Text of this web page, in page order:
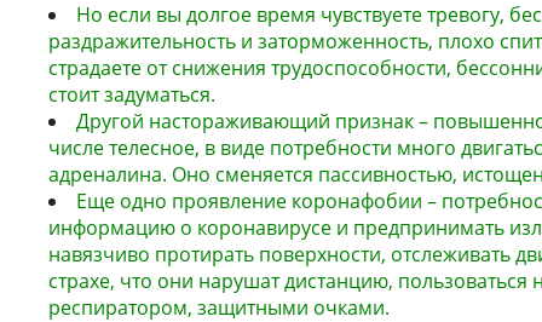
Но если вы долгое время чувствуете тревогу,
раздражительность и заторможенность, плохо
страдаете от снижения трудоспособности,
стоит задуматься.
Другой настораживающий признак –
числе телесное, в виде потребности много
адреналина. Оно сменяется пассивностью,
Еще одно проявление коронафобии –
информацию о коронавирусе и предпринимать
навязчиво протирать поверхности, отслеживать
страхе, что они нарушат дистанцию, пользоваться
респиратором, защитными очками.